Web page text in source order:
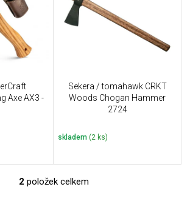
Axe AX3 -
Sekera / tomahawk CRKT
Woods Chogan Hammer
2724
skladem (2 ks)
O
2 položek celkem